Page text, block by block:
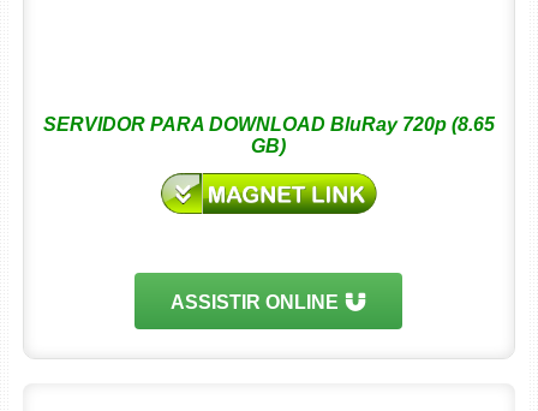
SERVIDOR PARA DOWNLOAD BluRay 720p (8.65
GB)
ASSISTIR ONLINE